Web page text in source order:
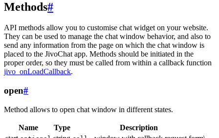
Methods#
API methods allow you to customise chat widget on your website.
They can be used to manage the chat window behavior, and also to
send any information from the page on which the chat window is
placed to the JivoChat app. Methods should be initiated in the
proper order, so they must be called from within a callback function
jivo_onLoadCallback.
open#
Method allows to open chat window in different states.
Name Type
Description